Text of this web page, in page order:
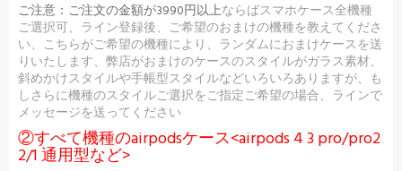
ご注意： ご注文の金額が3990円以上ならばスマホケース全機種
ご選択可、ライン登録後、ご希望のおまけの機種を教えてくださ
い、こちらがご希望の機種により、ランダムにおまけケースを送
りいたします、弊店がおまけのケースのスタイルがガラス素材、
斜めかけスタイルや手帳型スタイルなどいろいろありますが、も
しさらに機種のスタイルご選択をご指定ご希望の場合、ラインで
メッセージを送ってください
②すべて機種のairpodsケース<airpods 4 3 pro/pro2
2/1 通用型など>